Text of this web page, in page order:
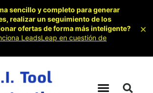
sencillo y completo para generar
realizar un seguimiento de los
ofertas de forma más inteligente?
LeadsLeap en cuestión de
×